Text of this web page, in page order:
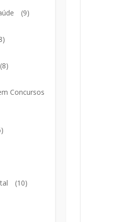
(9)
(8)
Concursos
(10)